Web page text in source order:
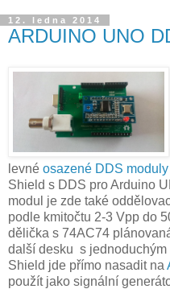
12. ledna 2014
ARDUINO UNO
levné osazené DDS
Shield s DDS pro Arduino
modul je zde také
podle kmitočtu 2-3 Vpp do
dělička s 74AC74
další desku s jednoduchým
Shield jde přímo nasadit na
použít jako signální